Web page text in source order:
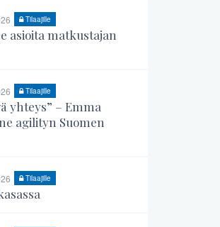
Tilaajille
asioita matkustajan
Tilaajille
yhteys” – Emma
agilityn Suomen
Tilaajille